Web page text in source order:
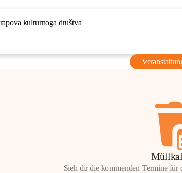
kulturnoga društva
Sieh dir die kommenden Termine